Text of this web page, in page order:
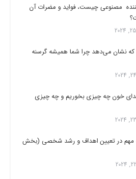
مصنوعی چیست، فواید و مضرات آن
که نشان می‌دهد چرا شما همیشه گرسنه
خون چه چیزی بخوریم و چه چیزی
مهم در تعیین اهداف و رشد شخصی (بخش